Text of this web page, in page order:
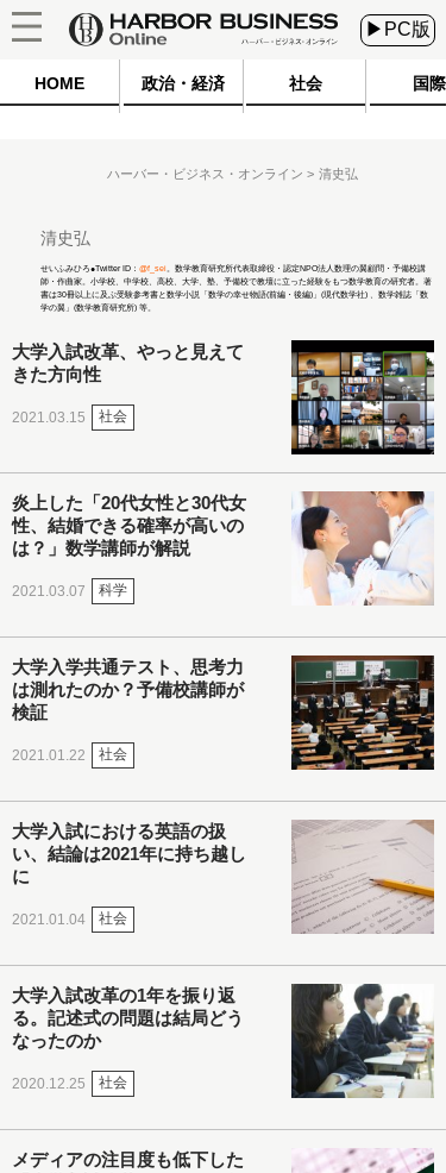
▶PC版
HOME 政治・経済 社会 国際
ハーバー・ビジネス・オンライン 清史弘
清史弘
せいふみひろ●Twitter ID： @f_sei
。数学教育研究所代表取締役・認定NPO法人数理の翼顧問・予備校講
師・作曲家。小学校、中学校、高校、大学、塾、予備校で教壇に立った経験をもつ数学教育の研究者。著
書は30冊以上に及ぶ受験参考書と数学小説「数学の幸せ物語(前編・後編)」(現代数学社) 、数学雑誌「数
学の翼」(数学教育研究所) 等。
大学入試改革、やっと見えて
きた方向性
2021.03.15 社会
炎上した「20代女性と30代女
性、結婚できる確率が高いの
は？」数学講師が解説
2021.03.07 科学
大学入学共通テスト、思考力
は測れたのか？予備校講師が
検証
2021.01.22 社会
大学入試における英語の扱
い、結論は2021年に持ち越し
に
2021.01.04 社会
大学入試改革の1年を振り返
る。記述式の問題は結局どう
なったのか
2020.12.25 社会
メディアの注目度も低下した